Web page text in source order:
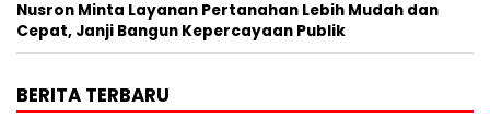
Nusron Minta Layanan Pertanahan Lebih Mudah dan
Cepat, Janji Bangun Kepercayaan Publik
BERITA TERBARU